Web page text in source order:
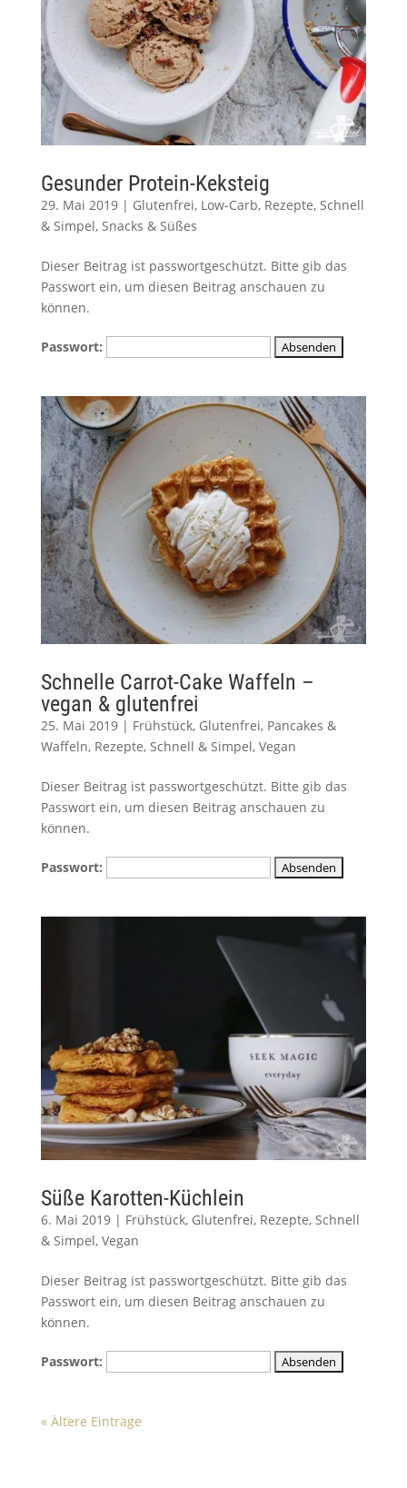
Gesunder Protein-Keksteig
29. Mai 2019| Glutenfrei, Low-Carb, Rezepte, Schnell
& Simpel, Snacks & Süßes
Dieser Beitrag ist passwortgeschützt. Bitte gib das
Passwort ein, um diesen Beitrag anschauen zu
können.
Passwort:
Schnelle Carrot-Cake Waffeln –
vegan & glutenfrei
25. Mai 2019| Frühstück, Glutenfrei, Pancakes &
Waffeln, Rezepte, Schnell & Simpel, Vegan
Dieser Beitrag ist passwortgeschützt. Bitte gib das
Passwort ein, um diesen Beitrag anschauen zu
können.
Passwort:
Süße Karotten-Küchlein
6. Mai 2019| Frühstück, Glutenfrei, Rezepte, Schnell
& Simpel, Vegan
Dieser Beitrag ist passwortgeschützt. Bitte gib das
Passwort ein, um diesen Beitrag anschauen zu
können.
Passwort:
« Ältere Einträge